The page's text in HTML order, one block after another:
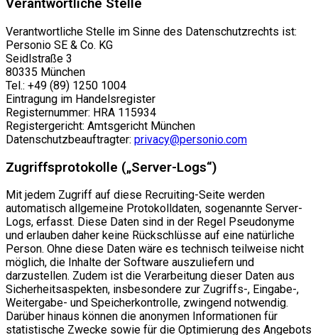
Verantwortliche Stelle
Verantwortliche Stelle im Sinne des Datenschutzrechts ist:
Personio SE & Co. KG
Seidlstraße 3
80335 München
Tel.: +49 (89) 1250 1004
Eintragung im Handelsregister
Registernummer: HRA 115934
Registergericht: Amtsgericht München
Datenschutzbeauftragter: privacy@personio.com
Zugriffsprotokolle („Server-Logs“)
Mit jedem Zugriff auf diese Recruiting-Seite werden
automatisch allgemeine Protokolldaten, sogenannte Server-
Logs, erfasst. Diese Daten sind in der Regel Pseudonyme
und erlauben daher keine Rückschlüsse auf eine natürliche
Person. Ohne diese Daten wäre es technisch teilweise nicht
möglich, die Inhalte der Software auszuliefern und
darzustellen. Zudem ist die Verarbeitung dieser Daten aus
Sicherheitsaspekten, insbesondere zur Zugriffs-, Eingabe-,
Weitergabe- und Speicherkontrolle, zwingend notwendig.
Darüber hinaus können die anonymen Informationen für
statistische Zwecke sowie für die Optimierung des Angebots